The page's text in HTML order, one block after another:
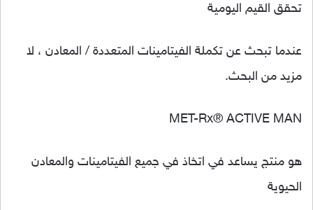
تحقق القيم اليومية
عندما تبحث عن تكملة الفيتامينات المتعددة / المعادن ، لا
مزيد من البحث.
MET-Rx® ACTIVE MAN
هو منتج يساعد في اتخاذ في جميع الفيتامينات والمعادن
الحيوية